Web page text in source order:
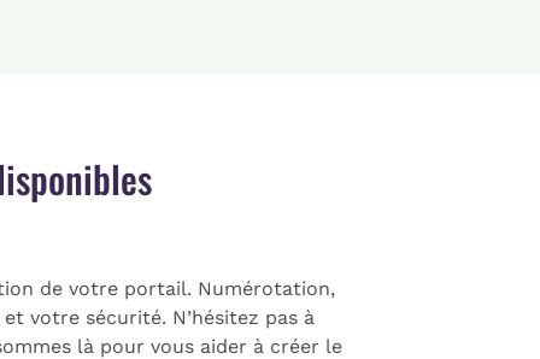
de votre portail. Numérotation,
votre sécurité. N’hésitez pas à
là pour vous aider à créer le